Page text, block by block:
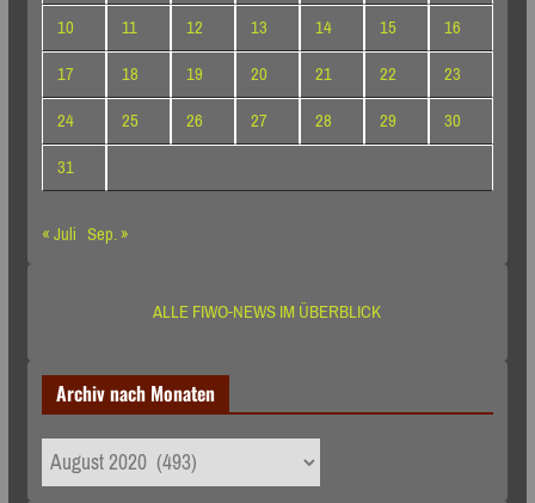
10
11 12 13 14 15
16
17
18 19 20 21 22
23
24
25 26 27 28 29
30
31
« Juli Sep. »
ALLE FIWO-NEWS IM ÜBERBLICK
Archiv nach Monaten
Archiv
nach